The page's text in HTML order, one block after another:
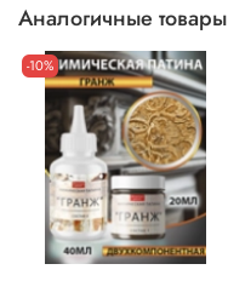
Аналогичные товары
-10%